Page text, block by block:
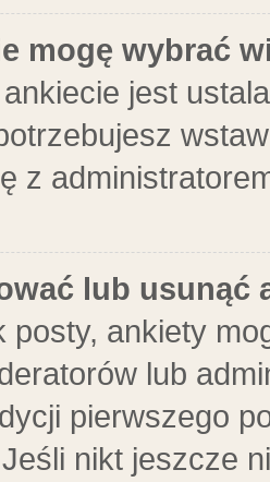
mogę wybrać
jest
z
lub usunąć
posty, ankiety
lub
pierwszego
nikt jeszcze